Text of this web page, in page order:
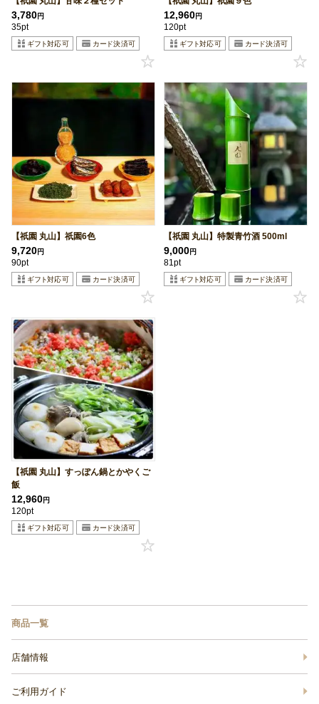
3,780円
35pt
12,960円
120pt
【祇園 丸山】祇園6色
9,720円
90pt
【祇園 丸山】特製青竹酒 500ml
9,000円
81pt
【祇園 丸山】すっぽん鍋とかやくご
飯
12,960円
120pt
商品一覧
店舗情報
ご利用ガイド